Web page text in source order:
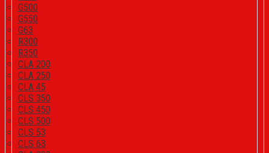
G500
G550
G63
R300
R350
CLA 200
CLA 250
CLA 45
CLS 350
CLS 450
CLS 500
CLS 53
CLS 63